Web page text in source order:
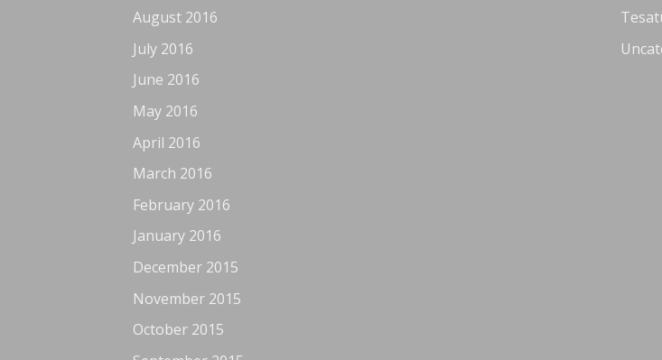
August 2016
July 2016
June 2016
May 2016
April 2016
March 2016
February 2016
January 2016
December 2015
November 2015
October 2015